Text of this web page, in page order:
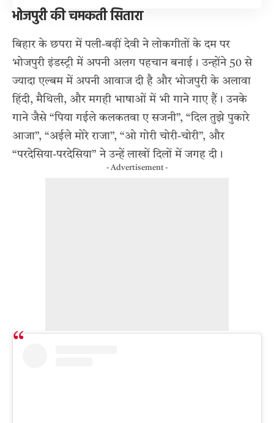
भोजपुरी की चमकती सितारा
बिहार के छपरा में पली-बढ़ीं देवी ने लोकगीतों के दम पर
भोजपुरी इंडस्ट्री में अपनी अलग पहचान बनाई। उन्होंने 50 से
ज्यादा एल्बम में अपनी आवाज दी है और भोजपुरी के अलावा
हिंदी, मैथिली, और मगही भाषाओं में भी गाने गाए हैं। उनके
गाने जैसे “पिया गईले कलकतवा ए सजनी”, “दिल तुझे पुकारे
आजा”, “अईले मोरे राजा”, “ओ गोरी चोरी-चोरी”, और
“परदेसिया-परदेसिया” ने उन्हें लाखों दिलों में जगह दी।
- Advertisement -